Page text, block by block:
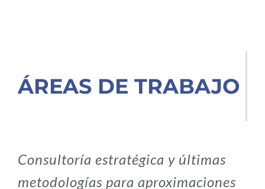
ÁREAS DE TRABAJO
Consultoría estratégica y últimas
metodologías para aproximaciones